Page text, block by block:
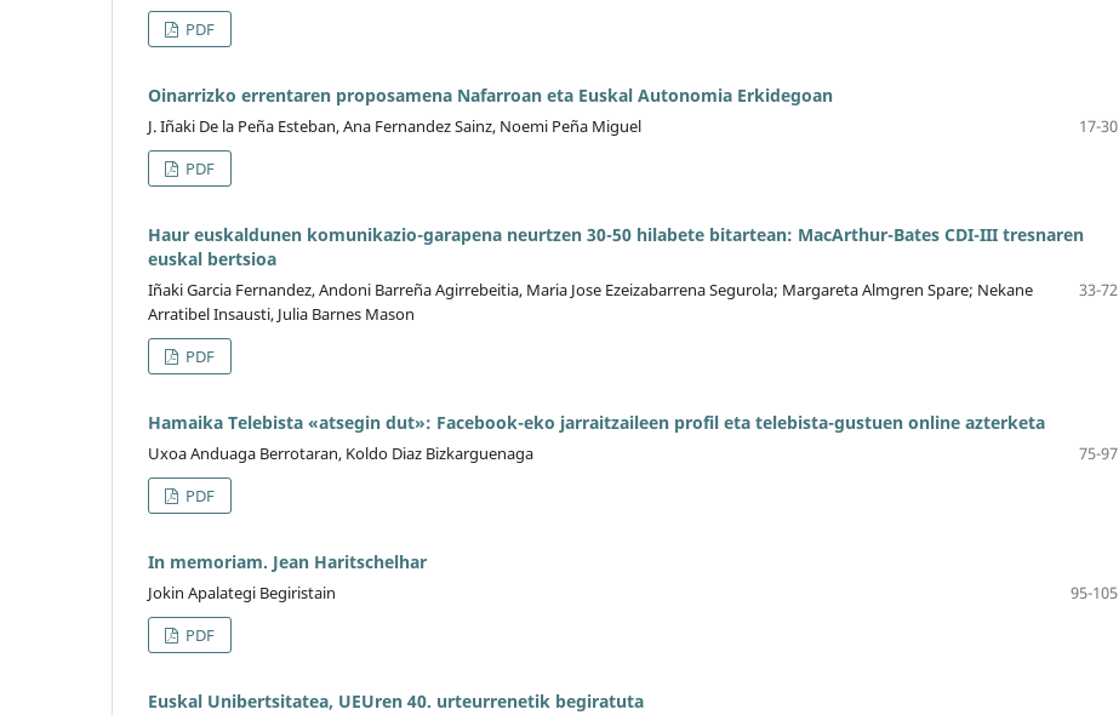
PDF
Oinarrizko errentaren proposamena Nafarroan eta Euskal Autonomia Erkidegoan
J. Iñaki De la Peña Esteban, Ana Fernandez Sainz, Noemi Peña Miguel
17-30
PDF
Haur euskaldunen komunikazio-garapena neurtzen 30-50 hilabete bitartean: MacArthur-Bates CDI-III tresnaren
euskal bertsioa
Iñaki Garcia Fernandez, Andoni Barreña Agirrebeitia, Maria Jose Ezeizabarrena Segurola; Margareta Almgren Spare; Nekane
Arratibel Insausti, Julia Barnes Mason
33-72
PDF
Hamaika Telebista «atsegin dut»: Facebook-eko jarraitzaileen profil eta telebista-gustuen online azterketa
Uxoa Anduaga Berrotaran, Koldo Diaz Bizkarguenaga
75-97
PDF
In memoriam. Jean Haritschelhar
Jokin Apalategi Begiristain
95-105
PDF
Euskal Unibertsitatea, UEUren 40. urteurrenetik begiratuta